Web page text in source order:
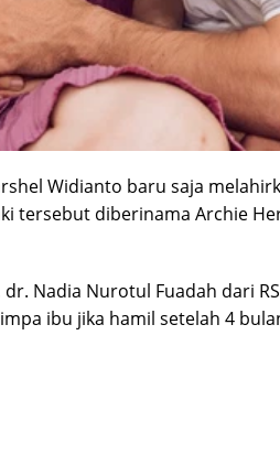
Widianto baru saja
tersebut diberinama Archie
Nadia Nurotul Fuadah dari
ibu jika hamil setelah 4